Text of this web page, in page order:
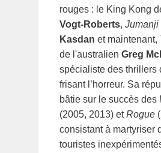
rouges : le King Kong
Vogt-Roberts, Jumanji
Kasdan et maintenant,
de l'australien Greg
spécialiste des thrillers
frisant l’horreur. Sa
bâtie sur le succès des
(2005, 2013) etRogue
consistant à martyriser
touristes